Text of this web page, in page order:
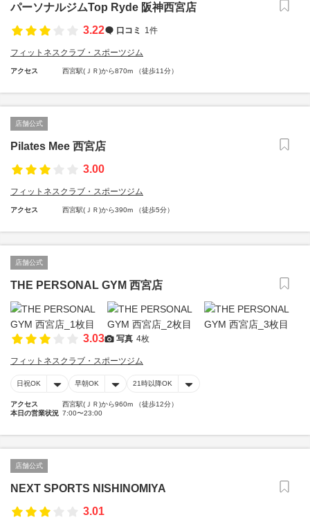
パーソナルジムTop Ryde 阪神西宮店
3.22
口コミ 1件
フィットネスクラブ・スポーツジム
アクセス 西宮駅(ＪＲ)から870m （徒歩11分）
店舗公式
Pilates Mee 西宮店
3.00
フィットネスクラブ・スポーツジム
アクセス 西宮駅(ＪＲ)から390m （徒歩5分）
店舗公式
THE PERSONAL GYM 西宮店
3.03 写真 4枚
フィットネスクラブ・スポーツジム
日祝OK 早朝OK 21時以降OK
アクセス
西宮駅(ＪＲ)から960m （徒歩12分）
本日の営業状況 7:00〜23:00
店舗公式
NEXT SPORTS NISHINOMIYA
3.01